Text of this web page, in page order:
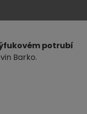
potrubí
Barko.